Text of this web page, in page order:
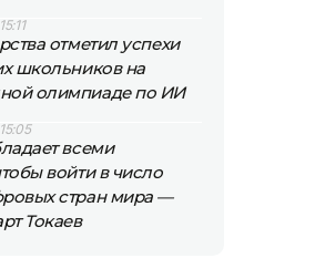
отметил успехи
школьников на
олимпиаде по ИИ
всеми
войти в число
стран мира —
Токаев